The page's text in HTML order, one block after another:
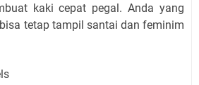
kaki cepat pegal. Anda yang
tetap tampil santai dan feminim